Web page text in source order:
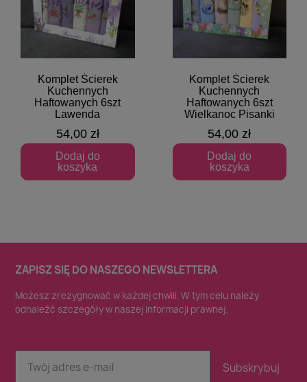
Szybki podgląd
Komplet Ścierek
Kuchennych
Haftowanych 6szt
Lawenda
54,00 zł
Dodaj do
koszyka
Szybki podgląd
Komplet Ścierek
Kuchennych
Haftowanych 6szt
Wielkanoc Pisanki
54,00 zł
Dodaj do
koszyka
ZAPISZ SIĘ DO NASZEGO NEWSLETTERA
Możesz zrezygnować w każdej chwili. W tym celu należy
odnaleźć szczegóły w naszej informacji prawnej.
Subskrybuj